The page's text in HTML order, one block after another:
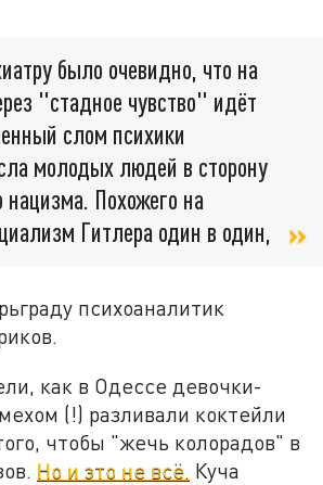
было очевидно, что на
"стадное чувство" идёт
слом психики
молодых людей в сторону
нацизма. Похожего на
Гитлера один в один,
психоаналитик
как в Одессе девочки-
(!) разливали коктейли
чтобы "жечь колорадов" в
Но и это не всё. Куча